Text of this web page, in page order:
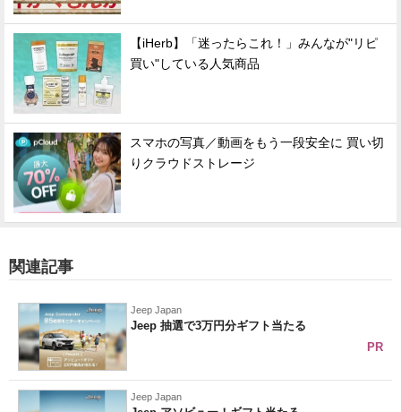
【iHerb】「迷ったらこれ！」みんなが"リピ
買い"している人気商品
スマホの写真／動画をもう一段安全に 買い切
りクラウドストレージ
関連記事
Jeep Japan
Jeep 抽選で3万円分ギフト当たる
PR
Jeep Japan